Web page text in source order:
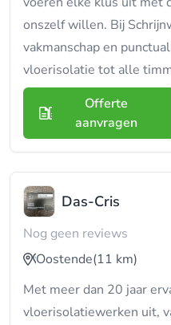
onszelf willen. Bij
vakmanschap en
vloerisolatie tot alle
Offerte
aanvragen
Das-Cris
Nog geen reviews
Oostende(11 km)
Met meer dan 20 jaar
vloerisolatiewerken uit,